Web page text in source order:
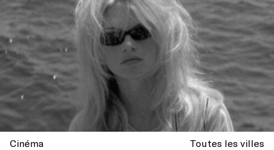
Cinéma Toutes les villes